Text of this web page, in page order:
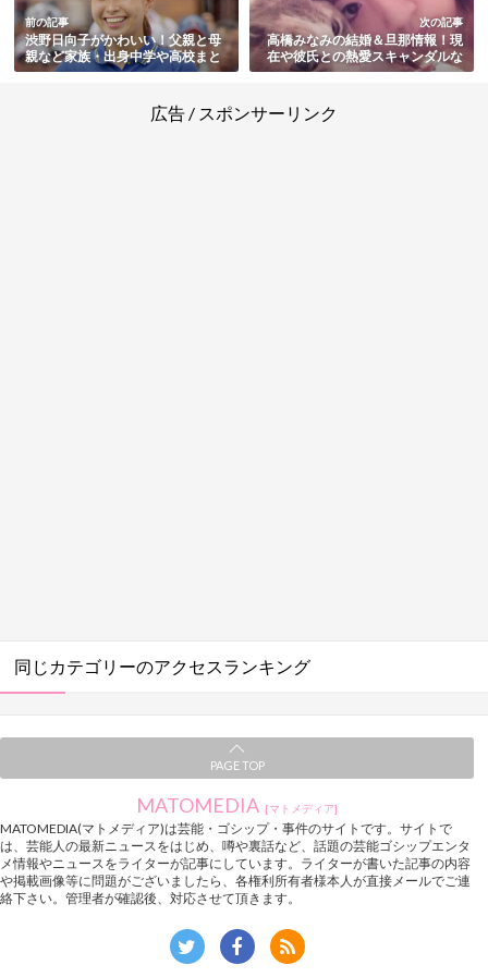
前の記事
渋野日向子がかわいい！父親と母
親など家族・出身中学や高校まと
め
次の記事
高橋みなみの結婚＆旦那情報！現
在や彼氏との熱愛スキャンダルな
ど総まとめ
広告 / スポンサーリンク
同じカテゴリーのアクセスランキング
PAGE TOP
MATOMEDIA [マトメディア]
MATOMEDIA(マトメディア)は芸能・ゴシップ・事件のサイトです。サイトで
は、芸能人の最新ニュースをはじめ、噂や裏話など、話題の芸能ゴシップエンタ
メ情報やニュースをライターが記事にしています。ライターが書いた記事の内容
や掲載画像等に問題がございましたら、各権利所有者様本人が直接メールでご連
絡下さい。管理者が確認後、対応させて頂きます。